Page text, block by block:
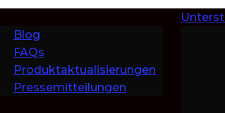
Blog
FAQs
Produktaktualisierungen
Pressemitteilungen